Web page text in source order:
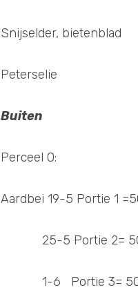
Snijselder, bietenblad
Peterselie
Buiten
Perceel 0:
Aardbei 19-5 Portie 1
25-5
1-6